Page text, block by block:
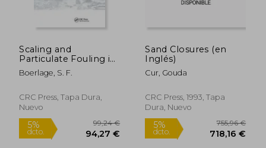
5%
dcto.
276,95 €
263,11 €
5%
dcto.
Scaling and
Particulate Fouling in
Membrane Filtration
Systems (en Inglés)
Boerlage, S. F.
CRC Press, Tapa Dura,
Nuevo
Sand Closures (en
Inglés)
Cur, Gouda
CRC Press, 1993, Tapa
Dura, Nuevo